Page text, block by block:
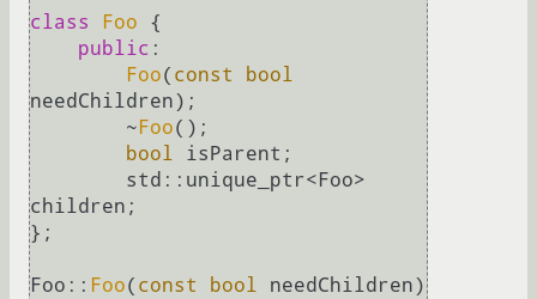
class Foo {
public :
Foo( const
bool
needСhildren);
        ~
Foo();
bool isParent;
children;
};
Foo:: Foo( const bool needChildren)